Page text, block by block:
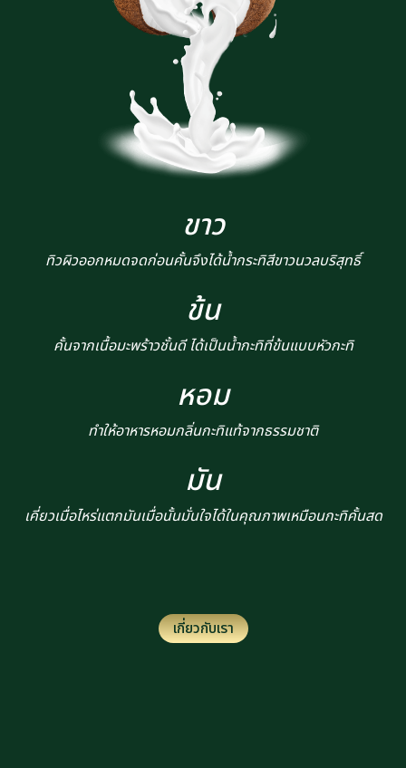
ขาว
ทิวผิวออกหมดจดก่อนคั้นจึงได้น้ำกระทิสีขาวนวลบริสุทธิ์
ข้น
คั้นจากเนื้อมะพร้าวชั้นดี ได้เป็นน้ำกะทิที่ข้นแบบหัวกะทิ
หอม
ทำให้อาหารหอมกลิ่นกะทิแท้จากธรรมชาติ
มัน
เคี่ยวเมื่อไหร่แตกมันเมื่อนั้นมั่นใจได้ในคุณภาพเหมือนกะทิคั้นสด
เกี่ยวกับเรา